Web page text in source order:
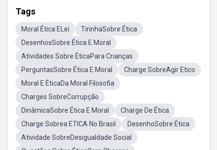
Tags
Moral Ética ELei
TirinhaSobre Ética
DesenhosSobre Ética E Moral
Atividades Sobre ÉticaPara Crianças
PerguntasSobre Ética E Moral
Charge SobreAgir Etico
Moral E ÉticaDa Moral Filosofia
Charges SobreCorrupção
DinâmicaSobre Ética E Moral
Charge De Ética
Charge Sobrea ETICA No Brasil
DesenhoSobre Ética
Atividade SobreDesigualdade Social